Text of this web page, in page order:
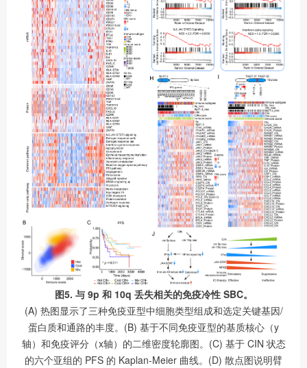
图5. 与 9p 和 10q 丢失相关的免疫冷性 SBC。
(A) 热图显示了三种免疫亚型中细胞类型组成和选定关键基因/
蛋白质和通路的丰度。(B) 基于不同免疫亚型的基质核心（y
轴）和免疫评分（x轴）的二维密度轮廓图。(C) 基于 CIN 状态
的六个亚组的 PFS 的 Kaplan-Meier 曲线。(D) 散点图说明臂